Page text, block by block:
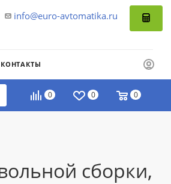
info@euro-avtomatika.ru
КОНТАКТЫ
0 0 0
сборки,